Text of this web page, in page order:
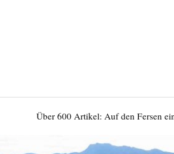
Über 600 Artikel: Auf den Fersen